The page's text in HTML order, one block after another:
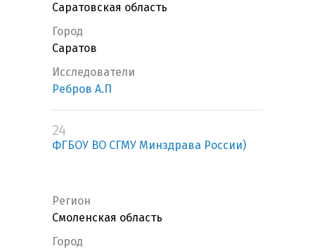
Саратовская область
Город
Саратов
Исследователи
Ребров А.П
24
ФГБОУ ВО СГМУ Минздрава России)
Регион
Смоленская область
Город